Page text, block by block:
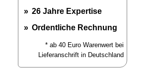
26 Jahre Expertise
Ordentliche Rechnung
* ab 40 Euro Warenwert bei
Lieferanschrift in Deutschland